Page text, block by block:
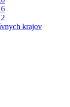
krajov